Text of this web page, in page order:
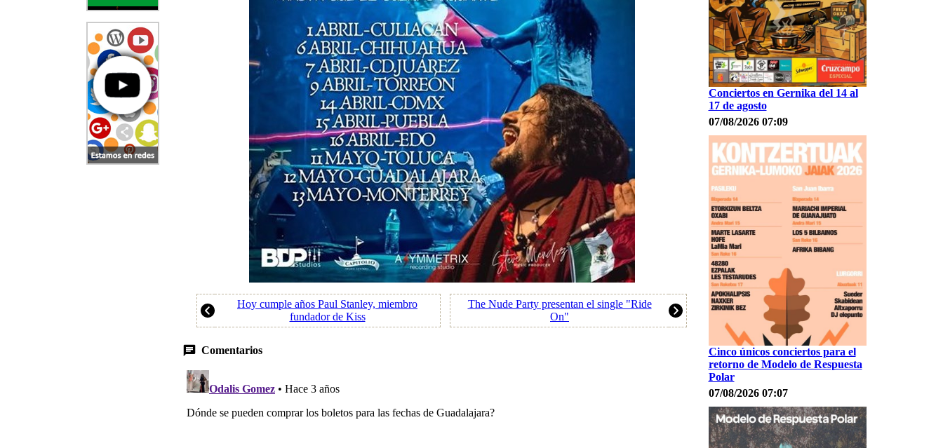
Hoy cumple años Paul Stanley, miembro
fundador de Kiss
The Nude Party presentan el single "Ride
On"
Comentarios
Conciertos en Gernika del 14 al
17 de agosto
07/08/2026 07:09
Cinco únicos conciertos para el
retorno de Modelo de Respuesta
Polar
07/08/2026 07:07